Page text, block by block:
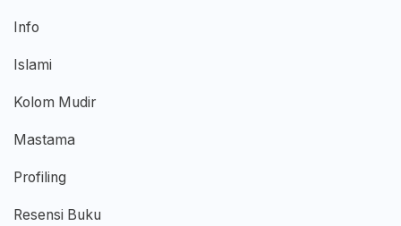
Info
Islami
Kolom Mudir
Mastama
Profiling
Resensi Buku